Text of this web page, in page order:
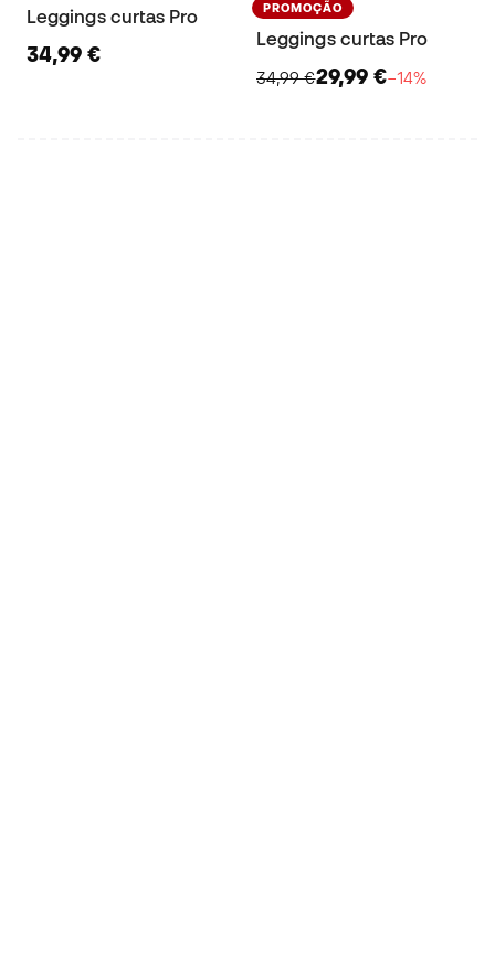
Leggings curtas Pro
34,99 €
PROMOÇÃO
Leggings curtas Pro
34,99 €29,99 €−14%